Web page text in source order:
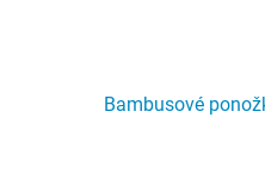
Bambusové